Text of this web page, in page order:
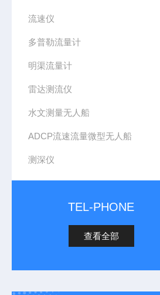
流速仪
多普勒流量计
明渠流量计
雷达测流仪
水文测量无人船
ADCP流速流量微型无人船
测深仪
TEL-PHONE
查看全部